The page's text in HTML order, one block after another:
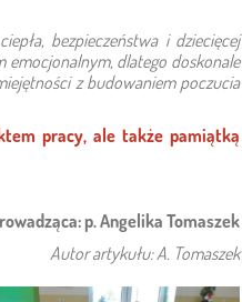
bezpieczeństwa i dziecięcej
emocjonalnym, dlatego doskonale
z budowaniem poczucia
pracy, ale także pamiątką
p. Angelika Tomaszek
Autor artykułu: A. Tomaszek